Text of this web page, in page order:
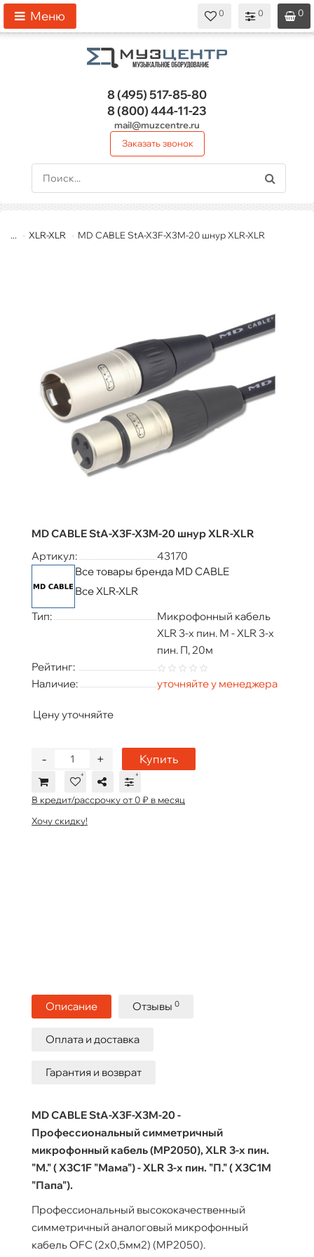
0
0
0
Меню
8 (495)517-85-80
8 (800)444-11-23
mail@muzcentre.ru
Заказать звонок
... XLR-XLR MD CABLE StA-X3F-X3M-20 шнур XLR-XLR
MD CABLE StA-X3F-X3M-20 шнур XLR-XLR
Артикул:
43170
Все товары бренда MD CABLE
Все XLR-XLR
Тип:
Микрофонный кабель
XLR 3-х пин. М - XLR 3-х
пин. П, 20м
Рейтинг:
Наличие:
уточняйте у менеджера
Цену уточняйте
+
- Купить
В кредит/рассрочку от 0 ₽ в месяц
Хочу скидку!
Описание Отзывы 0
Оплата и доставка
Гарантия и возврат
MD CABLE StA-X3F-X3M-20 -
Профессиональный симметричный
микрофонный кабель (MP2050), XLR 3-х пин.
"М." ( X3C1F "Мама") - XLR 3-х пин. "П." ( X3C1M
"Папа").
Профессиональный высококачественный
симметричный аналоговый микрофонный
кабель OFC (2x0,5мм2) (MP2050).